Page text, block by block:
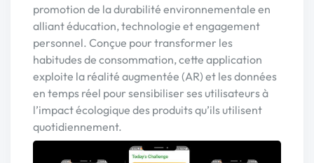
promotion de la durabilité environnementale en
alliant éducation, technologie et engagement
personnel. Conçue pour transformer les
habitudes de consommation, cette application
exploite la réalité augmentée (AR) et les données
en temps réel pour sensibiliser ses utilisateurs à
l’impact écologique des produits qu’ils utilisent
quotidiennement.